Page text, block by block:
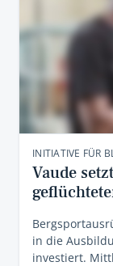
INITIATIVE FÜR
Vaude
in die
investiert.